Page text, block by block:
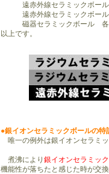
遠赤外線セラミックボー
遠赤外線セラミックボール
磁器セラミックボール 各
以上です。
●銀イオンセラミックボールの特
唯一の例外は銀イオンセラミ
煮沸により 銀イオンセラミッ
機能性が落ちたと感じた時が交換